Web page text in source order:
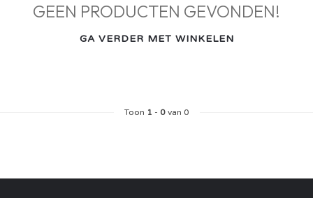
GEEN PRODUCTEN GEVONDEN!
GA VERDER MET WINKELEN
Toon 1 - 0van 0